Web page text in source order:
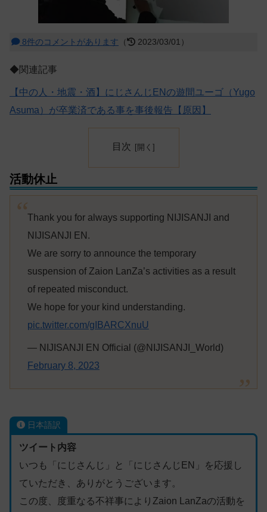
8件のコメントがあります （ 2023/03/01）
◆関連記事
【中の人・地震・酒】にじさんじENの遊間ユーゴ（Yugo
Asuma）が卒業済である事を事後報告【原因】
目次
活動休止
Thank you for always supporting NIJISANJI and
NIJISANJI EN.
We are sorry to announce the temporary
suspension of Zaion LanZa’s activities as a result
of repeated misconduct.
We hope for your kind understanding.
pic.twitter.com/gIBARCXnuU
— NIJISANJI EN Official (@NIJISANJI_World)
February 8, 2023
日本語訳
ツイート内容
いつも「にじさんじ」と「にじさんじEN」を応援し
ていただき、ありがとうございます。
この度、度重なる不祥事によりZaion LanZaの活動を